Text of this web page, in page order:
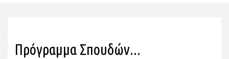
Πρόγραμμα Σπουδών...